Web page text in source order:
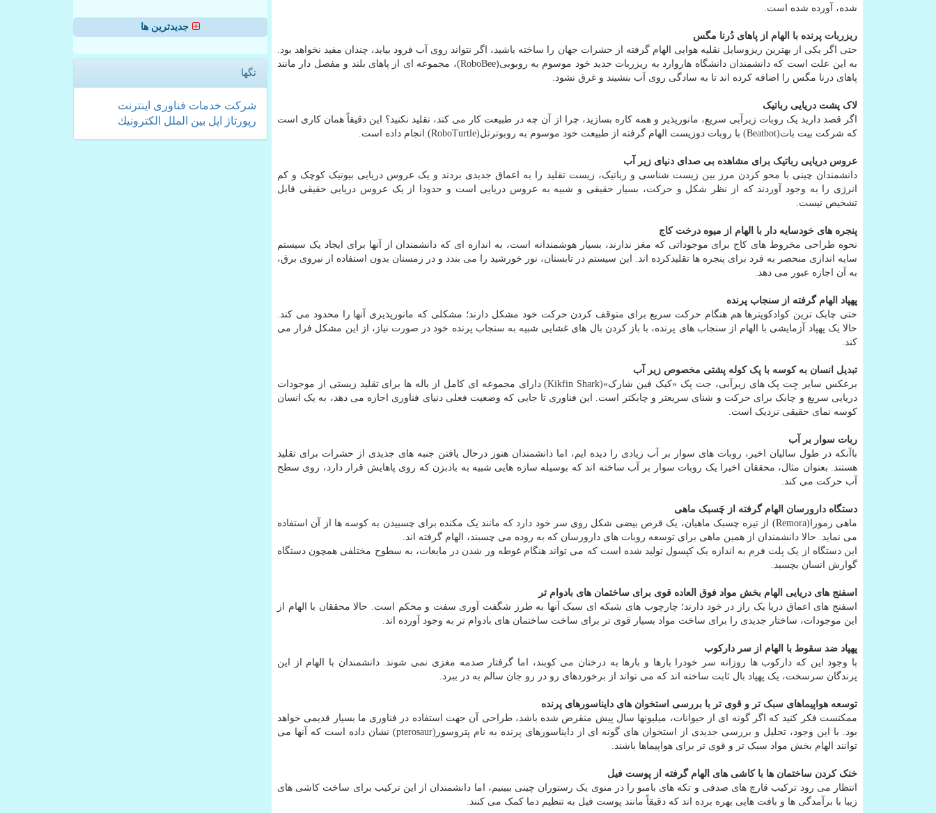
شده، آورده شده است.
ریزربات پرنده با الهام از پاهای دُرنا مگس
حتی اگر یکی از بهترین ریزوسایل نقلیه هوایی الهام گرفته از حشرات جهان را ساخته باشید، اگر نتواند روی آب فرود بیاید، چندان مفید نخواهد بود.
به این علت است که دانشمندان دانشگاه هاروارد به ریزربات جدید خود موسوم به روبوبی(RoboBee)، مجموعه ای از پاهای بلند و مفصل دار مانند
پاهای درنا مگس را اضافه کرده اند تا به سادگی روی آب بنشیند و غرق نشود.
لاک پشت دریایی رباتیک
اگر قصد دارید یک روبات زیرآبی سریع، مانورپذیر و همه کاره بسازید، چرا از آن چه در طبیعت کار می کند، تقلید نکنید؟ این دقیقاً همان کاری است
که شرکت بیت بات(Beatbot) با روبات دوزیست الهام گرفته از طبیعت خود موسوم به روبوترتل(RoboTurtle) انجام داده است.
عروس دریایی رباتیک برای مشاهده بی صدای دنیای زیر آب
دانشمندان چینی با محو کردن مرز بین زیست شناسی و رباتیک، زیست تقلید را به اعماق جدیدی بردند و یک عروس دریایی بیونیک کوچک و کم
انرژی را به وجود آوردند که از نظر شکل و حرکت، بسیار حقیقی و شبیه به عروس دریایی است و حدودا از یک عروس دریایی حقیقی قابل
تشخیص نیست.
پنجره های خودسایه دار با الهام از میوه درخت کاج
نحوه طراحی مخروط های کاج برای موجوداتی که مغز ندارند، بسیار هوشمندانه است، به اندازه ای که دانشمندان از آنها برای ایجاد یک سیستم
سایه اندازی منحصر به فرد برای پنجره ها تقلیدکرده اند. این سیستم در تابستان، نور خورشید را می بندد و در زمستان بدون استفاده از نیروی برق،
به آن اجازه عبور می دهد.
پهپاد الهام گرفته از سنجاب پرنده
حتی چابک ترین کوادکوپترها هم هنگام حرکت سریع برای متوقف کردن حرکت خود مشکل دارند؛ مشکلی که مانورپذیری آنها را محدود می کند.
حالا یک پهپاد آزمایشی با الهام از سنجاب های پرنده، با باز کردن بال های غشایی شبیه به سنجاب پرنده خود در صورت نیاز، از این مشکل فرار می
کند.
تبدیل انسان به کوسه با پک کوله پشتی مخصوص زیر آب
برعکس سایر جِت پک های زیرآبی، جت پک «کیک فین شارک»(Kikfin Shark) دارای مجموعه ای کامل از باله ها برای تقلید زیستی از موجودات
دریایی سریع و چابک برای حرکت و شنای سریعتر و چابکتر است. این فناوری تا جایی که وضعیت فعلی دنیای فناوری اجازه می دهد، به یک انسان
کوسه نمای حقیقی نزدیک است.
ربات سوار بر آب
باآنکه در طول سالیان اخیر، روبات های سوار بر آب زیادی را دیده ایم، اما دانشمندان هنوز درحال یافتن جنبه های جدیدی از حشرات برای تقلید
هستند. بعنوان مثال، محققان اخیرا یک روبات سوار بر آب ساخته اند که بوسیله سازه هایی شبیه به بادبزن که روی پاهایش قرار دارد، روی سطح
آب حرکت می کند.
دستگاه دارورسان الهام گرفته از چَسبک ماهی
ماهی رمورا(Remora) از تیره چسبک ماهیان، یک قرص بیضی شکل روی سر خود دارد که مانند یک مکنده برای چسبیدن به کوسه ها از آن استفاده
می نماید. حالا دانشمندان از همین ماهی برای توسعه روبات های دارورسان که به روده می چسبند، الهام گرفته اند.
این دستگاه از یک پلت فرم به اندازه یک کپسول تولید شده است که می تواند هنگام غوطه ور شدن در مایعات، به سطوح مختلفی همچون دستگاه
گوارش انسان بچسبد.
اسفنج های دریایی الهام بخش مواد فوق العاده قوی برای ساختمان های بادوام تر
اسفنج های اعماق دریا یک راز در خود دارند؛ چارچوب های شبکه ای سبک آنها به طرز شگفت آوری سفت و محکم است. حالا محققان با الهام از
این موجودات، ساختار جدیدی را برای ساخت مواد بسیار قوی تر برای ساخت ساختمان های بادوام تر به وجود آورده اند.
پهپاد ضد سقوط با الهام از سر دارکوب
با وجود این که دارکوب ها روزانه سر خودرا بارها و بارها به درختان می کوبند، اما گرفتار صدمه مغزی نمی شوند. دانشمندان با الهام از این
پرندگان سرسخت، یک پهپاد بال ثابت ساخته اند که می تواند از برخوردهای رو در رو جان سالم به در ببرد.
توسعه هواپیماهای سبک تر و قوی تر با بررسی استخوان های دایناسورهای پرنده
ممکنست فکر کنید که اگر گونه ای از حیوانات، میلیونها سال پیش منقرض شده باشد، طراحی آن جهت استفاده در فناوری ما بسیار قدیمی خواهد
بود. با این وجود، تحلیل و بررسی جدیدی از استخوان های گونه ای از دایناسورهای پرنده به نام پتروسور(pterosaur) نشان داده است که آنها می
توانند الهام بخش مواد سبک تر و قوی تر برای هواپیماها باشند.
خنک کردن ساختمان ها با کاشی های الهام گرفته از پوست فیل
انتظار می رود ترکیب قارچ های صدفی و تکه های بامبو را در منوی یک رستوران چینی ببینیم، اما دانشمندان از این ترکیب برای ساخت کاشی های
زیبا با برآمدگی ها و بافت هایی بهره برده اند که دقیقاً مانند پوست فیل به تنظیم دما کمک می کنند.
جدیدترین ها
تگها
شركت خدمات فناوری اینترنت
رپورتاژ
اپل بین الملل الكترونیك